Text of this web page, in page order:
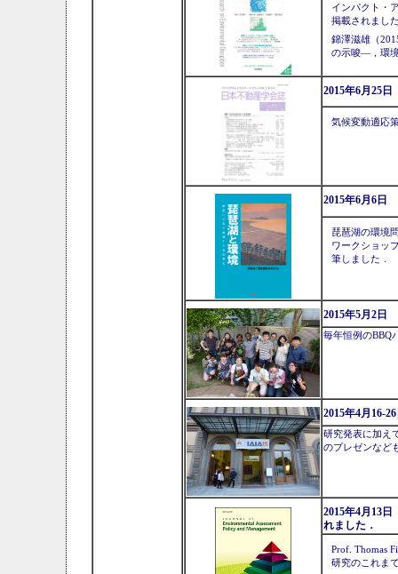
インパクト・
掲載されまし
錦澤滋雄（
の示唆―，環
2015年6月25
気候変動適応
2015年6月6日
琵琶湖の環境
ワークショッ
筆しました．
2015年5月2日
毎年恒例のBBQ
2015年4月16-
研究発表に加え
のプレゼンなど
2015年4月13
れました．
Prof. Thomas
研究のこれま